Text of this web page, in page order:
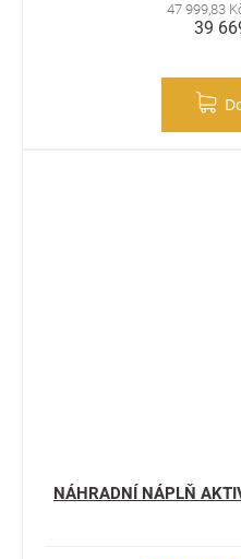
47 999,83
39
NÁHRADNÍ NÁPLŇ